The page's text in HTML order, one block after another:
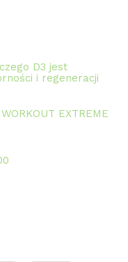
D3 jest
i regeneracji
EXTREME